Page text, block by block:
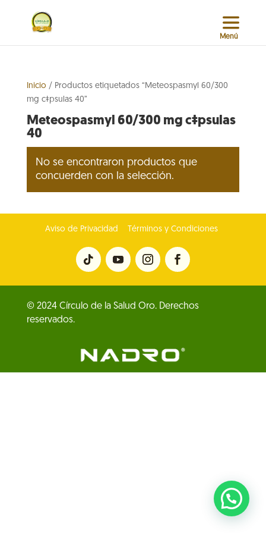
Inicio / Productos etiquetados “Meteospasmyl 60/300
mg c‡psulas 40”
Meteospasmyl 60/300 mg c‡psulas
40
No se encontraron productos que
concuerden con la selección.
Aviso de Privacidad Términos y Condiciones
© 2024 Círculo de la Salud Oro. Derechos
reservados.